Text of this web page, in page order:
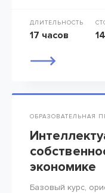
ДЛИТЕЛЬНОСТЬ
17 часов
ОБРАЗОВАТЕЛЬНАЯ
экономике
Базовый курс,